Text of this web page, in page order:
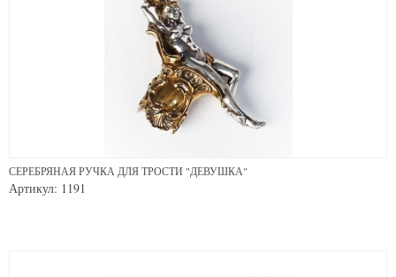
СЕРЕБРЯНАЯ РУЧКА ДЛЯ ТРОСТИ "ДЕВУШКА"
Артикул: 1191